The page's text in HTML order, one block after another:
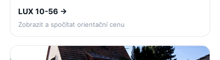
LUX 10-56 →
Zobrazit a spočítat orientační cenu